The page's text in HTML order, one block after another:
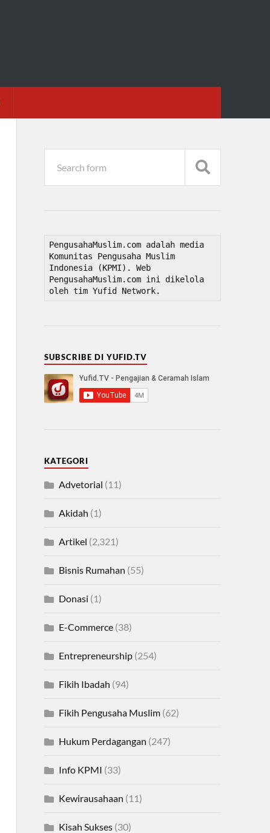
PengusahaMuslim.com adalah media
Komunitas Pengusaha Muslim
Indonesia (KPMI). Web
PengusahaMuslim.com ini dikelola
oleh tim Yufid Network.
SUBSCRIBE DI YUFID.TV
KATEGORI
Advetorial (11)
Akidah (1)
Artikel (2,321)
Bisnis Rumahan (55)
Donasi (1)
E-Commerce(38)
Entrepreneurship(254)
Fikih Ibadah (94)
Fikih Pengusaha Muslim(62)
Hukum Perdagangan (247)
Info KPMI (33)
Kewirausahaan (11)
Kisah Sukses(30)